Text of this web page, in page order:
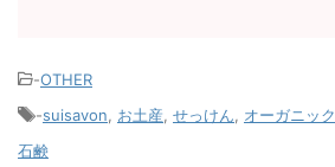
-OTHER
-suisavon お土産 せっけん オーガニック
石鹸